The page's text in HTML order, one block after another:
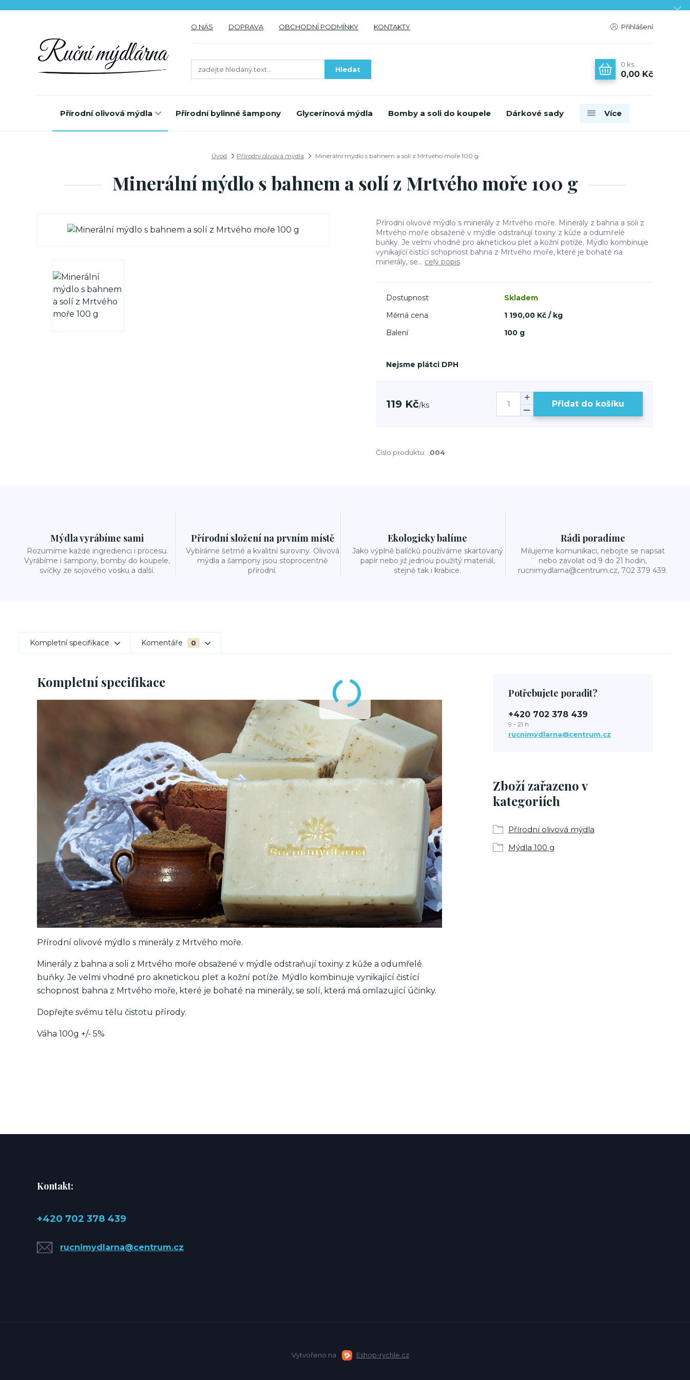
O NÁS DOPRAVA OBCHODNÍ PODMÍNKY KONTAKTY Přihlášení
Hledat
0 ks
0,00 Kč
Přírodní olivová mýdla Přírodní bylinné šampony Glycerínová mýdla Bomby a soli do koupele Dárkové sady Více
Úvod Přírodní olivová mýdla Minerální mýdlo s bahnem a solí z Mrtvého moře 100 g
Minerální mýdlo s bahnem a solí z Mrtvého moře 100 g
Přírodní olivové mýdlo s minerály z Mrtvého moře. Minerály z bahna a soli z
Mrtvého moře obsažené v mýdle odstraňují toxiny z kůže a odumřelé
buňky. Je velmi vhodné pro aknetickou pleť a kožní potíže. Mýdlo kombinuje
vynikající čistící schopnost bahna z Mrtvého moře, které je bohaté na
minerály, se... celý popis
Dostupnost
Skladem
Měrná cena
1 190,00 Kč / kg
Balení
100 g
Nejsme plátci DPH
119 Kč/ks Přidat do košíku
Číslo produktu: 004
Mýdla vyrábíme sami
Rozumíme každé ingredienci i procesu.
Vyrábíme i šampony, bomby do koupele,
svíčky ze sojového vosku a další.
Přírodní složení na prvním místě
Vybíráme šetrné a kvalitní suroviny. Olivová
mýdla a šampony jsou stoprocentně
přírodní.
Ekologicky balíme
Jako výplně balíčků používáme skartovaný
papír nebo již jednou použitý materiál,
stejně tak i krabice.
Rádi poradíme
Milujeme komunikaci, nebojte se napsat
nebo zavolat od 9 do 21 hodin,
rucnimydlarna@centrum.cz, 702 379 439.
Kompletní specifikace Komentáře 0
Kompletní specifikace
Přírodní olivové mýdlo s minerály z Mrtvého moře.
Minerály z bahna a soli z Mrtvého moře obsažené v mýdle odstraňují toxiny z kůže a odumřelé
buňky. Je velmi vhodné pro aknetickou pleť a kožní potíže. Mýdlo kombinuje vynikající čistící
schopnost bahna z Mrtvého moře, které je bohaté na minerály, se solí, která má omlazující účinky.
Dopřejte svému tělu čistotu přírody.
Váha 100g +/- 5%
Zboží zařazeno v
kategoriích
Přírodní olivová mýdla
Mýdla 100 g
Potřebujete poradit?
+420 702 378 439
9 - 21 h
rucnimydlarna@centrum.cz
Kontakt:
+420 702 378 439
rucnimydlarna@centrum.cz
Vytvořeno na Eshop-rychle.cz